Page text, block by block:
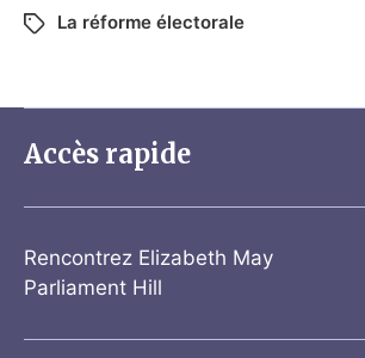
La réforme électorale
Accès rapide
Rencontrez Elizabeth May
Parliament Hill